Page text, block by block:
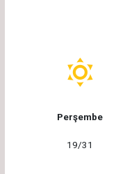
Perşembe
19/31